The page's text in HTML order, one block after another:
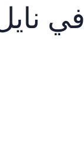
في